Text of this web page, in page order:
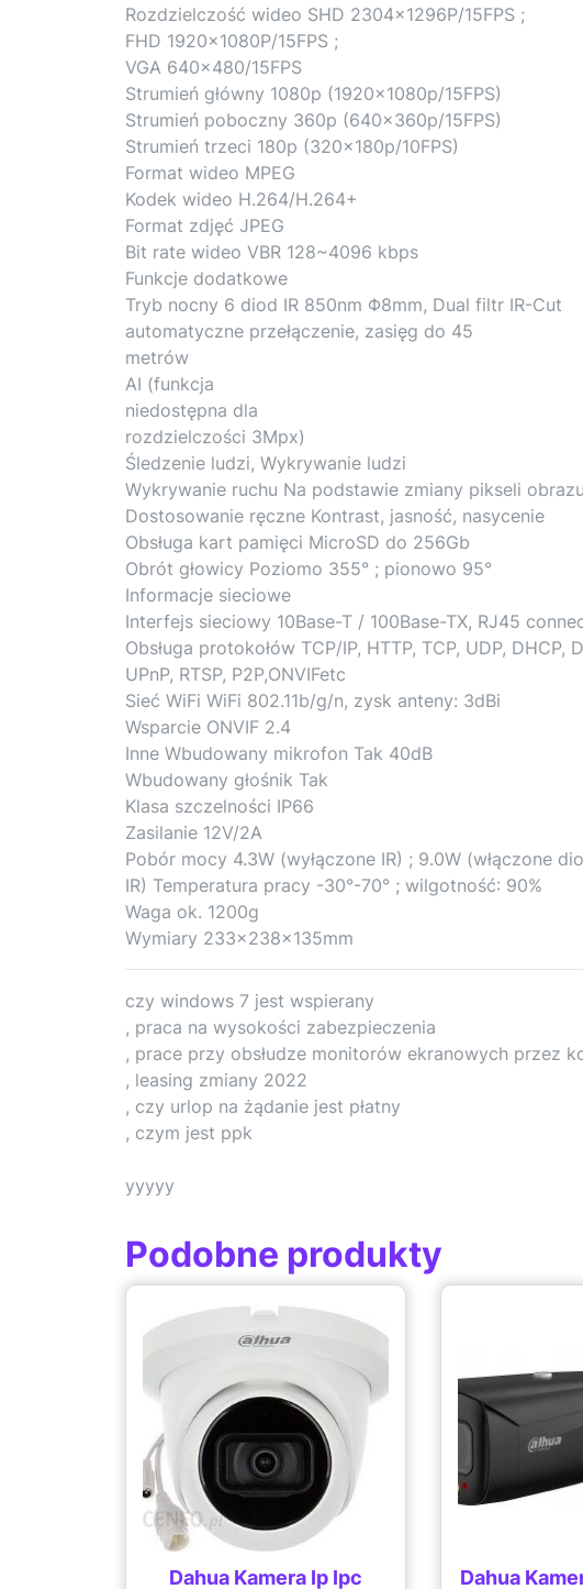
Rozdzielczość wideo SHD 2304x1296P/15FPS ;
FHD 1920x1080P/15FPS ;
VGA 640×480/15FPS
Strumień główny 1080p (1920x1080p/15FPS)
Strumień poboczny 360p (640x360p/15FPS)
Strumień trzeci 180p (320x180p/10FPS)
Format wideo MPEG
Kodek wideo H.264/H.264+
Format zdjęć JPEG
Bit rate wideo VBR 128~4096 kbps
Funkcje dodatkowe
Tryb nocny 6 diod IR 850nm Φ8mm, Dual filtr IR-Cut
automatyczne przełączenie, zasięg do 45
metrów
AI (funkcja
niedostępna dla
rozdzielczości 3Mpx)
Śledzenie ludzi, Wykrywanie ludzi
Wykrywanie ruchu Na podstawie zmiany pikseli obrazu
Dostosowanie ręczne Kontrast, jasność, nasycenie
Obsługa kart pamięci MicroSD do 256Gb
Obrót głowicy Poziomo 355° ; pionowo 95°
Informacje sieciowe
Interfejs sieciowy 10Base-T / 100Base-TX, RJ45
Obsługa protokołów TCP/IP, HTTP, TCP, UDP, DHCP,
UPnP, RTSP, P2P,ONVIFetc
Sieć WiFi WiFi 802.11b/g/n, zysk anteny: 3dBi
Wsparcie ONVIF 2.4
Inne Wbudowany mikrofon Tak 40dB
Wbudowany głośnik Tak
Klasa szczelności IP66
Zasilanie 12V/2A
Pobór mocy 4.3W (wyłączone IR) ; 9.0W (włączone
IR) Temperatura pracy -30°-70° ; wilgotność: 90%
Waga ok. 1200g
Wymiary 233x238x135mm
czy windows 7 jest wspierany
, praca na wysokości zabezpieczenia
, prace przy obsłudze monitorów ekranowych przez
, leasing zmiany 2022
, czy urlop na żądanie jest płatny
, czym jest ppk
yyyyy
Podobne produkty
Dahua Kamera Ip Ipc
Dahua